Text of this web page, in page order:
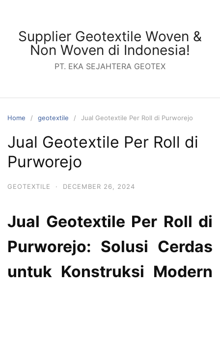
contentSupplier Geotextile Woven &
Non Woven di Indonesia!
PT. EKA SEJAHTERA GEOTEX
Home geotextile Jual Geotextile Per Roll di Purworejo
Jual Geotextile Per Roll di
Purworejo
GEOTEXTILE · DECEMBER 26, 2024
Jual Geotextile Per Roll di
Purworejo: Solusi Cerdas
untuk Konstruksi Modern